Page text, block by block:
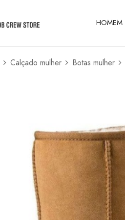
HOMEM
Calçado mulher Botas mulher